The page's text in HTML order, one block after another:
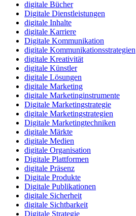
digitale Bücher
Digitale Dienstleistungen
digitale Inhalte
digitale Karriere
Digitale Kommunikation
digitale Kommunikationsstrategien
digitale Kreativität
digitale Künstler
digitale Lösungen
digitale Marketing
digitale Marketinginstrumente
Digitale Marketingstrategie
digitale Marketingstrategien
Digitale Marketingtechniken
digitale Märkte
digitale Medien
digitale Organisation
Digitale Plattformen
digitale Präsenz
Digitale Produkte
Digitale Publikationen
digitale Sicherheit
digitale Sichtbarkeit
Digitale Strategie